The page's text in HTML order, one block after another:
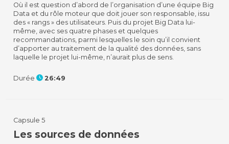
Où il est question d’abord de l’organisation d’une équipe Big
Data et du rôle moteur que doit jouer son responsable, issu
des « rangs » des utilisateurs. Puis du projet Big Data lui-
même, avec ses quatre phases et quelques
recommandations, parmi lesquelles le soin qu’il convient
d’apporter au traitement de la qualité des données, sans
laquelle le projet lui-même, n’aurait plus de sens.
Durée 26:49
Capsule 5
Les sources de données